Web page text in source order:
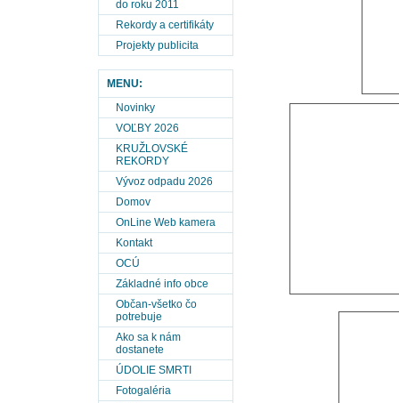
do roku 2011
Rekordy a certifikáty
Projekty publicita
MENU:
Novinky
VOĽBY 2026
KRUŽLOVSKÉ
REKORDY
Vývoz odpadu 2026
Domov
OnLine Web kamera
Kontakt
OCÚ
Základné info obce
Občan-všetko čo
potrebuje
Ako sa k nám
dostanete
ÚDOLIE SMRTI
Fotogaléria